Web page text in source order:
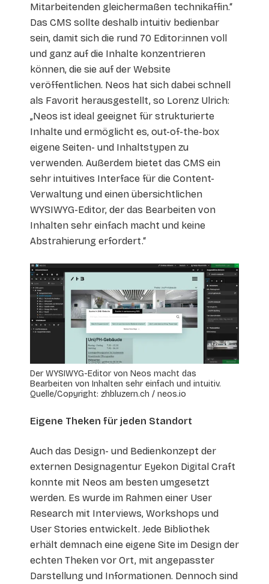
Mitarbeitenden gleichermaßen technikaffin.“
Das CMS sollte deshalb intuitiv bedienbar
sein, damit sich die rund 70 Editor:innen voll
und ganz auf die Inhalte konzentrieren
können, die sie auf der Website
veröffentlichen. Neos hat sich dabei schnell
als Favorit herausgestellt, so Lorenz Ulrich:
„Neos ist ideal geeignet für strukturierte
Inhalte und ermöglicht es, out-of-the-box
eigene Seiten- und Inhaltstypen zu
verwenden. Außerdem bietet das CMS ein
sehr intuitives Interface für die Content-
Verwaltung und einen übersichtlichen
WYSIWYG-Editor, der das Bearbeiten von
Inhalten sehr einfach macht und keine
Abstrahierung erfordert.“
Der WYSIWYG-Editor von Neos macht das
Bearbeiten von Inhalten sehr einfach und intuitiv.
Quelle/Copyright: zhbluzern.ch / neos.io
Eigene Theken für jeden Standort
Auch das Design- und Bedienkonzept der
externen Designagentur Eyekon Digital Craft
konnte mit Neos am besten umgesetzt
werden. Es wurde im Rahmen einer User
Research mit Interviews, Workshops und
User Stories entwickelt. Jede Bibliothek
erhält demnach eine eigene Site im Design der
echten Theken vor Ort, mit angepasster
Darstellung und Informationen. Dennoch sind